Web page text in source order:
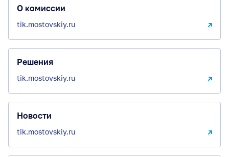
Материалы для обучения
Повышение правовой культуры
О комиссии
tik.mostovskiy.ru
Решения
tik.mostovskiy.ru
Новости
tik.mostovskiy.ru